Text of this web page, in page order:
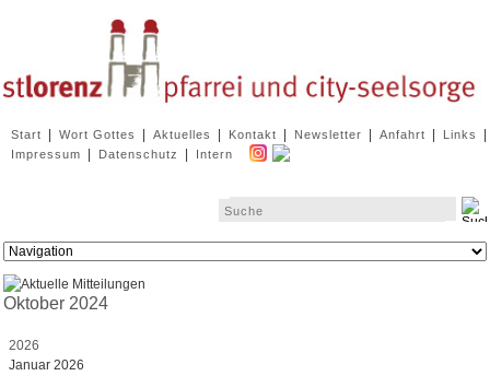
überspringen
Start Wort Gottes Aktuelles Kontakt Newsletter Anfahrt Links
Impressum Datenschutz Intern
Zielseite
Oktober 2024
2026
Januar 2026